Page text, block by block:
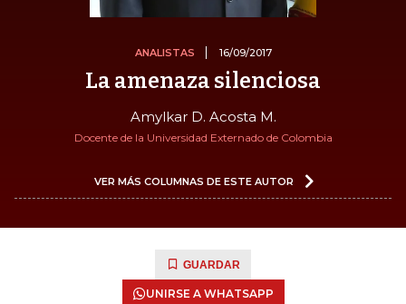
ANALISTAS 16/09/2017
La amenaza silenciosa
Amylkar D. Acosta M.
Docente de la Universidad Externado de Colombia
VER MÁS COLUMNAS DE ESTE AUTOR
GUARDAR
UNIRSE A WHATSAPP